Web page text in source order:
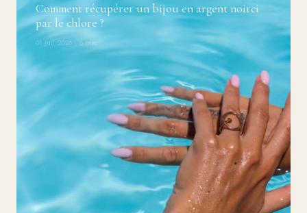
Comment récupérer un bijou en argent noirci
par le chlore ?
01 Juil 2026 · 6 min